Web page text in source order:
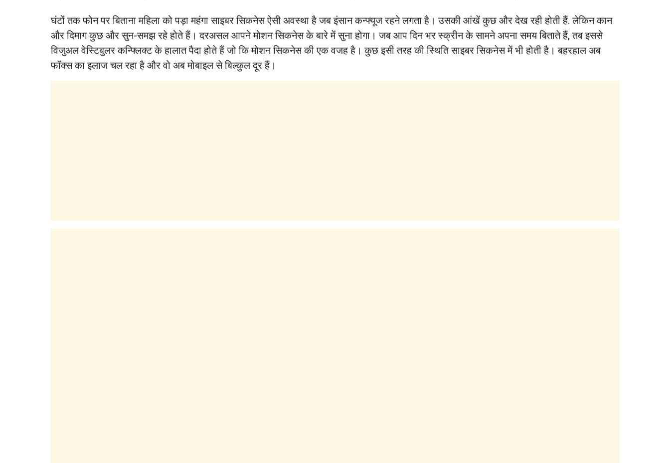
घंटों तक फोन पर बिताना महिला को पड़ा महंगा साइबर सिकनेस ऐसी अवस्था है जब इंसान कन्फ्यूज रहने लगता है। उसकी आंखें कुछ और देख रही होती हैं. लेकिन कान
और दिमाग कुछ और सुन-समझ रहे होते हैं। दरअसल आपने मोशन सिकनेस के बारे में सुना होगा। जब आप दिन भर स्क्रीन के सामने अपना समय बिताते हैं, तब इससे
विजुअल वेस्टिबुलर कन्फ्लिक्ट के हालात पैदा होते हैं जो कि मोशन सिकनेस की एक वजह है। कुछ इसी तरह की स्थिति साइबर सिकनेस में भी होती है। बहरहाल अब
फॉक्स का इलाज चल रहा है और वो अब मोबाइल से बिल्कुल दूर हैं।